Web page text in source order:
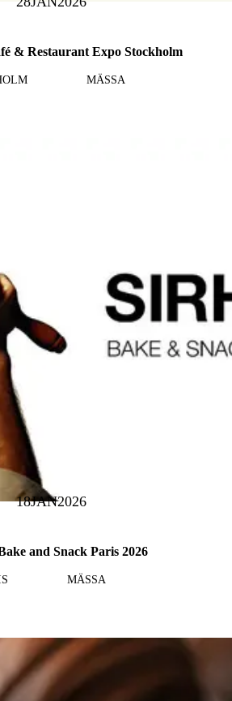
& Restaurant Expo Stockholm
MÄSSA
18JAN2026
and Snack Paris 2026
MÄSSA